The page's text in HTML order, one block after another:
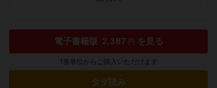
電子書籍版 2,387 円 を見る
1巻単位からご購入いただけます
タダ読み